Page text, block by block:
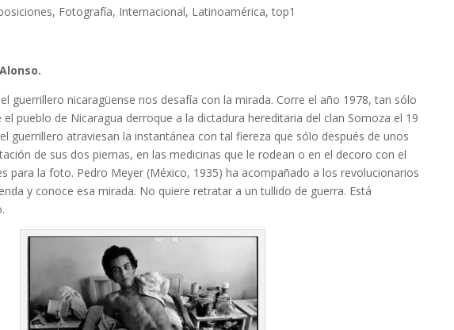
, Fotografía, Internacional, Latinoamérica,top1
guerrillero nicaragüense nos desafía con la mirada. Corre el año 1978, tan sólo
pueblo de Nicaragua derroque a la dictadura hereditaria del clan Somoza el 19
guerrillero atraviesan la instantánea con tal fiereza que sólo después de unos
de sus dos piernas, en las medicinas que le rodean o en el decoro con el
para la foto. Pedro Meyer (México, 1935) ha acompañado a los revolucionarios
y conoce esa mirada. No quiere retratar a un tullido de guerra. Está